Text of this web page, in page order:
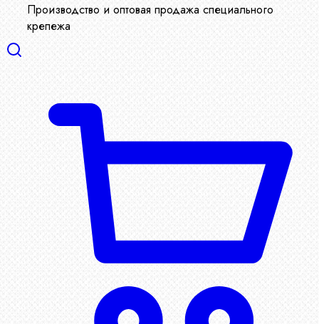
Производство и оптовая продажа специального
крепежа